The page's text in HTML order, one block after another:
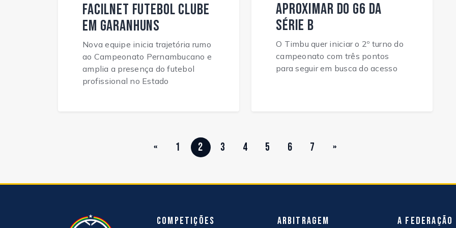
Facilnet Futebol Clube
em Garanhuns
Nova equipe inicia trajetória rumo
ao Campeonato Pernambucano e
amplia a presença do futebol
profissional no Estado
aproximar do G6 da
Série B
O Timbu quer iniciar o 2º turno do
campeonato com três pontos
para seguir em busca do acesso
« 1 2 3 4 5 6 7 »
Competições Arbitragem A Federação